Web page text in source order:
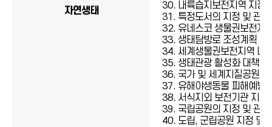
자연생태
30. 내륙습지보전지역 지정
31. 특정도서의 지정 및 관리
32. 유네스코 생물권보전지
33. 생태탐방로 조성계획 수
34. 세계생물권보전지역 네
35. 생태관광 활성화 대책
36. 국가 및 세계지질공원 인
37. 유해야생동물 피해예방
38. 서식지외 보전기관 지정
39. 국립공원의 지정 및 관
40. 도립, 군립공원 지정 및